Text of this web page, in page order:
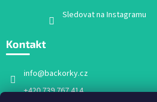
Sledovat na Instagramu
Kontakt
info@backorky.cz
+420 739 767 414